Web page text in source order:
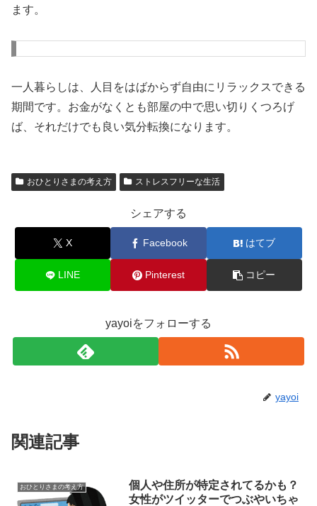
ます。
一人暮らしは、人目をはばからず自由にリラックスできる
期間です。お金がなくとも部屋の中で思い切りくつろげ
ば、それだけでも良い気分転換になります。
おひとりさまの考え方 ストレスフリーな生活
シェアする
X Facebook はてブ
LINE Pinterest コピー
yayoiをフォローする
yayoi
関連記事
おひとりさまの考え方
個人や住所が特定されてるかも？
女性がツイッターでつぶやいちゃ